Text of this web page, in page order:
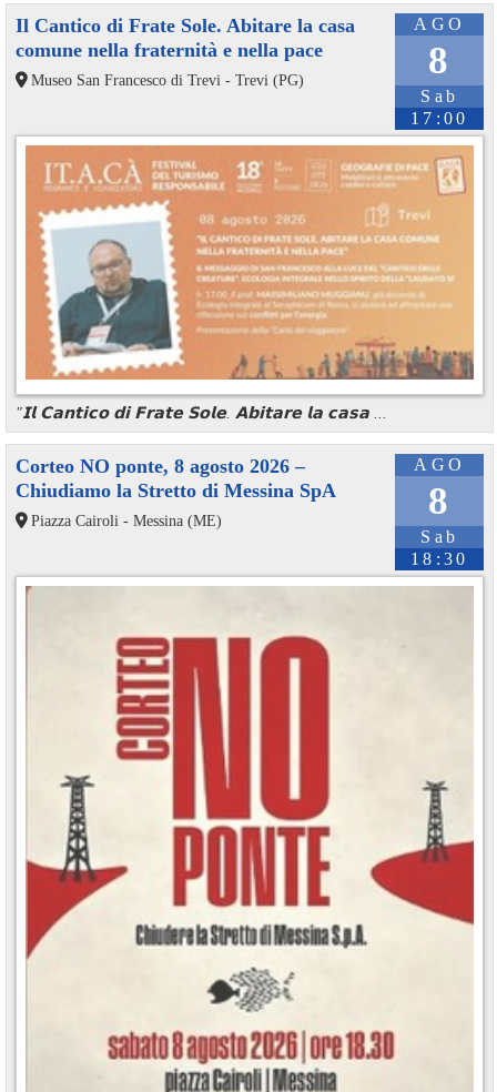
AGO
8
Sab
17:00
Il Cantico di Frate Sole. Abitare la casa
comune nella fraternità e nella pace
Museo San Francesco di Trevi - Trevi (PG)
"𝗜𝗹 𝗖𝗮𝗻𝘁𝗶𝗰𝗼 𝗱𝗶 𝗙𝗿𝗮𝘁𝗲 𝗦𝗼𝗹𝗲. 𝗔𝗯𝗶𝘁𝗮𝗿𝗲 𝗹𝗮 𝗰𝗮𝘀𝗮 ...
AGO
8
Sab
18:30
Corteo NO ponte, 8 agosto 2026 –
Chiudiamo la Stretto di Messina SpA
Piazza Cairoli - Messina (ME)